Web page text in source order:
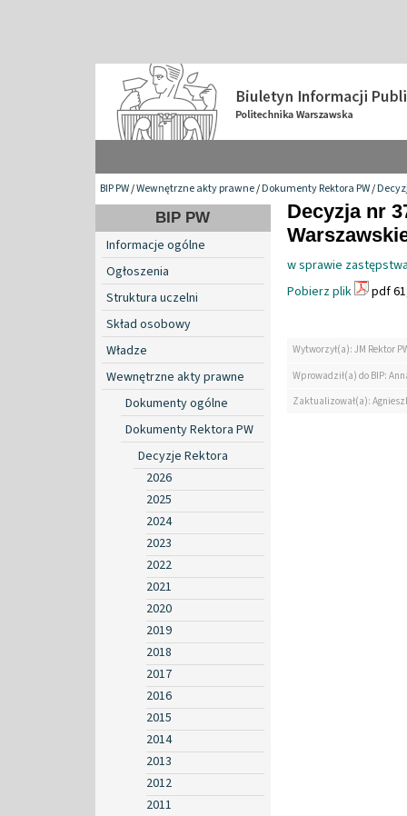
BIP PW/Wewnętrzne akty prawne/Dokumenty Rektora PW/
BIP PW
Informacje ogólne
Ogłoszenia
Struktura uczelni
Skład osobowy
Władze
Wewnętrzne akty prawne
Dokumenty ogólne
Dokumenty Rektora PW
Decyzje Rektora
2026
2025
2024
2023
2022
2021
2020
2019
2018
2017
2016
2015
2014
2013
2012
2011
Decyzja nr
w sprawie
Pobierz plik
pdf
Wytworzył(a): JM Rektor
Wprowadził(a) do BIP:
Zaktualizował(a):